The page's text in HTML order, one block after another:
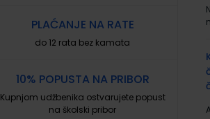
PLAĆANJE NA RATE
do 12 rata bez kamata
10% POPUSTA NA PRIBOR
Kupnjom udžbenika ostvarujete popust
na školski pribor